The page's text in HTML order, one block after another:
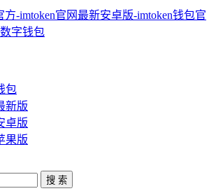
包
新版
卓版
果版
搜 索